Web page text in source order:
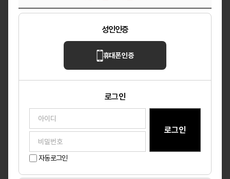
성인인증
휴대폰 인증
로그인
자동로그인